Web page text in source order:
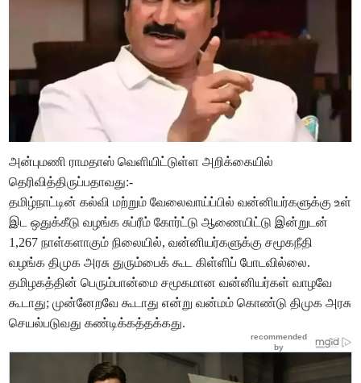
அன்புமணி ராமதாஸ் வெளியிட்டுள்ள அறிக்கையில்
தெரிவித்திருப்பதாவது:-
தமிழ்நாட்டின் கல்வி மற்றும் வேலைவாய்ப்பில் வன்னியர்களுக்கு உள்
இட ஒதுக்கீடு வழங்க சுப்ரீம் கோர்ட்டு ஆணையிட்டு இன்றுடன்
1,267 நாள்களாகும் நிலையில், வன்னியர்களுக்கு சமூகநீதி
வழங்க திமுக அரசு துரும்பைக் கூட கிள்ளிப் போடவில்லை.
தமிழகத்தின் பெரும்பான்மை சமூகமான வன்னியர்கள் வாழவே
கூடாது; முன்னேறவே கூடாது என்று வன்மம் கொண்டு திமுக அரசு
செயல்படுவது கண்டிக்கத்தக்கது.